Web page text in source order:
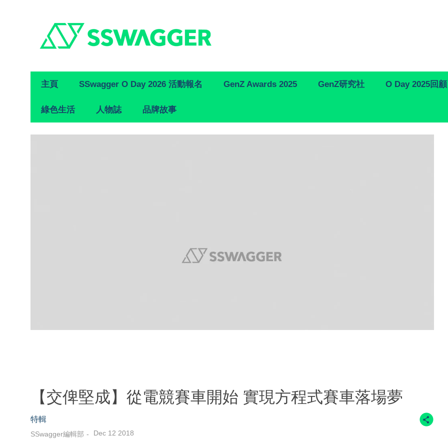
Primary
Navigation
主頁 SSwagger O Day 2026 活動報名 GenZ Awards 2025 GenZ研究社 O Day 2025回顧
綠色生活 人物誌 品牌故事
【交俾堅成】從電競賽車開始 實現方程式賽車落場夢
特輯
SSwagger編輯部 Dec 12 2018